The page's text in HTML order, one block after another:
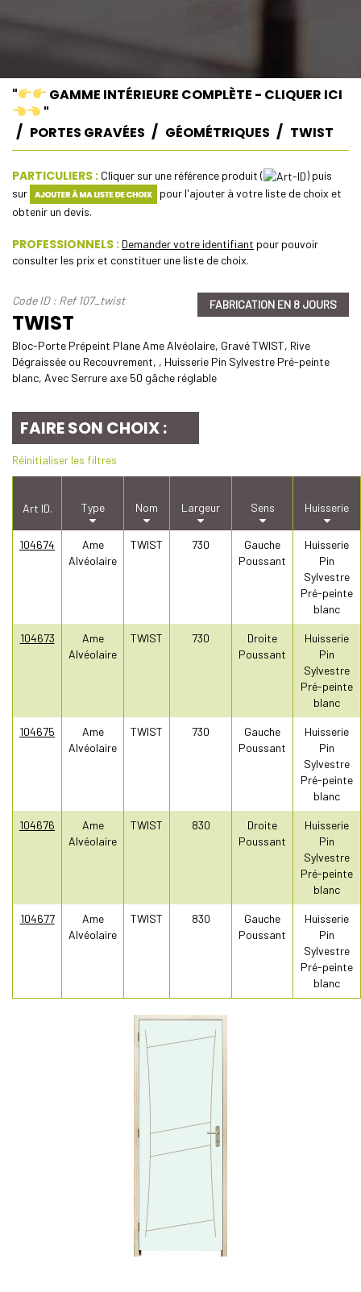
"
GAMME INTÉRIEURE COMPLÈTE - CLIQUER ICI
"
PORTES GRAVÉES
GÉOMÉTRIQUES TWIST
PARTICULIERS : Cliquer sur une référence produit (
) puis
sur
pour l'ajouter à votre liste de choix et
obtenir un devis.
PROFESSIONNELS : Demander votre identifiant pour pouvoir
consulter les prix et constituer une liste de choix.
Code ID : Ref 107_twist
TWIST
FABRICATION EN 8 JOURS
Bloc-Porte Prépeint Plane Ame Alvéolaire, Gravé TWIST, Rive
Dégraissée ou Recouvrement, , Huisserie Pin Sylvestre Pré-peinte
blanc, Avec Serrure axe 50 gâche réglable
FAIRE SON CHOIX :
Réinitialiser les filtres
Art ID. Type Nom Largeur Sens Huisserie
104674
Ame
Alvéolaire
TWIST 730
Gauche
Poussant
Huisserie
Pin
Sylvestre
Pré-peinte
blanc
104673
Ame
Alvéolaire
TWIST 730
Droite
Poussant
Huisserie
Pin
Sylvestre
Pré-peinte
blanc
104675
Ame
Alvéolaire
TWIST 730
Gauche
Poussant
Huisserie
Pin
Sylvestre
Pré-peinte
blanc
104676
Ame
Alvéolaire
TWIST 830
Droite
Poussant
Huisserie
Pin
Sylvestre
Pré-peinte
blanc
104677
Ame
Alvéolaire
TWIST 830
Gauche
Poussant
Huisserie
Pin
Sylvestre
Pré-peinte
blanc